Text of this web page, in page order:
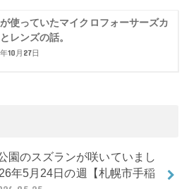
使っていたマイクロフォーサーズカ
レンズの話。
10月27日
園のスズランが咲いていまし
年5月24日の週【札幌市手稲